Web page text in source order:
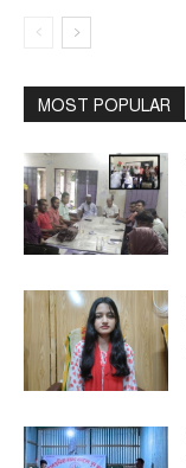
MOST POPULAR